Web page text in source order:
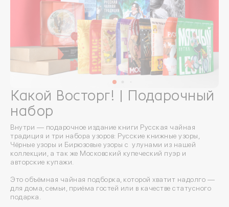
Какой Восторг! | Подарочный
набор
Внутри — подарочное издание книги Русская чайная
традиция и три набора узоров: Русские книжные узоры,
Чёрные узоры и Бирюзовые узоры с улунами из нашей
коллекции, а так же Московский купеческий пуэр и
авторские купажи.
Это объёмная чайная подборка, которой хватит надолго —
для дома, семьи, приёма гостей или в качестве статусного
подарка.